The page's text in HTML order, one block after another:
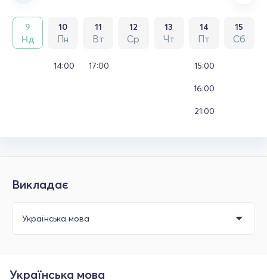
9
Нд
10
Пн
11
Вт
12
Ср
13
Чт
14
Пт
15
Сб
14:00 17:00 15:00
16:00
21:00
Викладає
Українська мова